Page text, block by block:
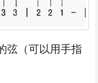
弦（可以用手指